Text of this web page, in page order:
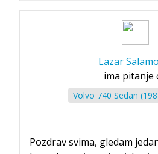
Lazar
ima pitanje
Volvo 740 Sedan
Pozdrav svima, gledam